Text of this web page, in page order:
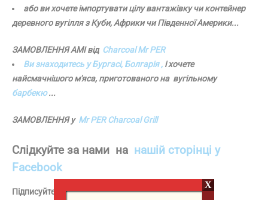
або ви хочете імпортувати цілу вантажівку чи контейнер
деревного вугілля з Куби, Африки чи Південної Америки...
ЗАМОВЛЕННЯ AMI від Charcoal Mr PER
Ви знаходитесь у Бургасі, Болгарія , і хочете
найсмачнішого м'яса, приготованого на вугільному
барбекю...
ЗАМОВЛЕННЯ у Mr PER Charcoal Grill
Слідкуйте за нами на нашій сторінці у
Facebook
Підписуйтесь на нас також вInstagram
X